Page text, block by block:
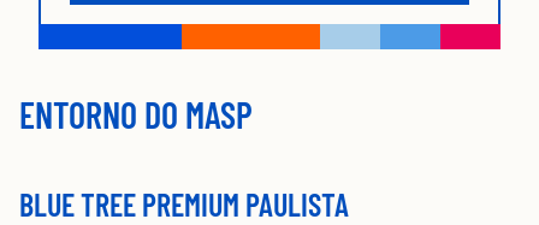
ENTORNO DO MASP
BLUE TREE PREMIUM PAULISTA